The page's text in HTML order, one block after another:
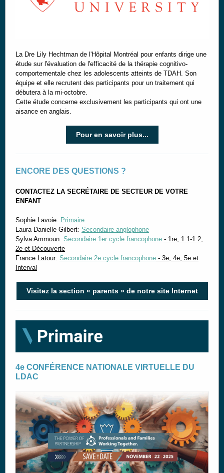
La Dre Lily Hechtman de l'Hôpital Montréal pour enfants dirige une
étude sur l'évaluation de l'efficacité de la thérapie cognitivo-
comportementale chez les adolescents atteints de TDAH. Son
équipe et elle recrutent des participants pour un traitement qui
débutera à la mi-octobre.
Cette étude concerne exclusivement les participants qui ont une
aisance en anglais.
Pour en savoir plus...
ENCORE DES QUESTIONS ?
CONTACTEZ LA SECRÉTAIRE DE SECTEUR DE VOTRE
ENFANT
Sophie Lavoie: Primaire
Laura Danielle Gilbert: Secondaire anglophone
Sylva Ammoun: Secondaire 1er cycle francophone - 1re, 1.1-1.2,
2e et Découverte
France Latour: Secondaire 2e cycle francophone - 3e, 4e, 5e et
Interval
Visitez la section « parents » de notre site Internet
4e CONFÉRENCE NATIONALE VIRTUELLE DU
LDAC